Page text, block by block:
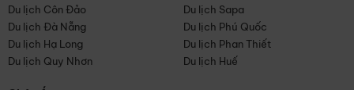
Du lịch Côn Đảo
Du lịch Sapa
Du lịch Đà Nẵng
Du lịch Phú Quốc
Du lịch Hạ Long
Du lịch Phan Thiết
Du lịch Quy Nhơn
Du lịch Huế